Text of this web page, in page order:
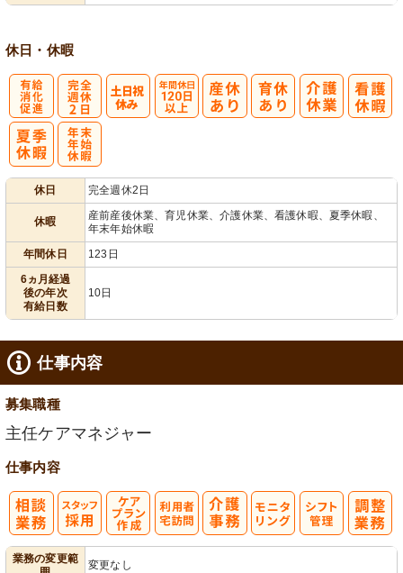
休日・休暇
休日 完全週休2日
休暇
産前産後休業、育児休業、介護休業、看護休暇、夏季休暇、
年末年始休暇
年間休日
123日
6ヵ月経過
後の年次
有給日数
10日
仕事内容
募集職種
主任ケアマネジャー
仕事内容
業務の変更範
変更なし